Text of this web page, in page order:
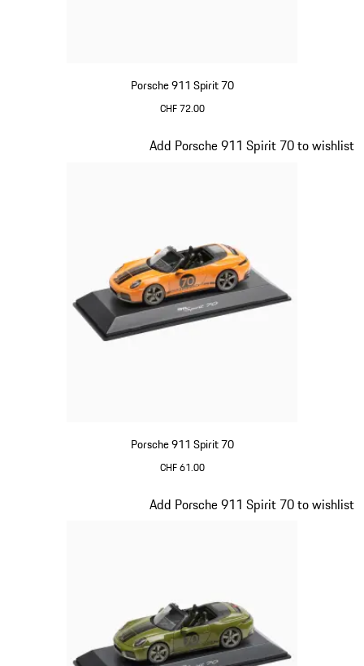
Porsche 911 Spirit 70
CHF 72.00
Porsche 911 Spirit 70
CHF 61.00
Add Porsche 911 Spirit 70 to wishlist
Add Porsche 911 Spirit 70 to wishlist